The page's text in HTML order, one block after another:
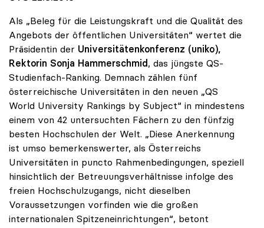
Als „Beleg für die Leistungskraft und die Qualität des
Angebots der öffentlichen Universitäten“ wertet die
Präsidentin der Universitätenkonferenz (uniko),
Rektorin Sonja Hammerschmid, das jüngste QS-
Studienfach-Ranking. Demnach zählen fünf
österreichische Universitäten in den neuen „QS
World University Rankings by Subject“ in mindestens
einem von 42 untersuchten Fächern zu den fünfzig
besten Hochschulen der Welt. „Diese Anerkennung
ist umso bemerkenswerter, als Österreichs
Universitäten in puncto Rahmenbedingungen, speziell
hinsichtlich der Betreuungsverhältnisse infolge des
freien Hochschulzugangs, nicht dieselben
Voraussetzungen vorfinden wie die großen
internationalen Spitzeneinrichtungen“, betont